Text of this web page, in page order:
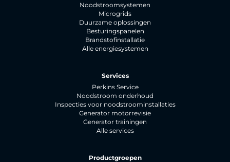
Noodstroomsystemen
Microgrids
Duurzame oplossingen
Besturingspanelen
Brandstofinstallatie
Alle energiesystemen
Services
Perkins Service
Noodstroom onderhoud
Inspecties voor noodstroominstallaties
Generator motorrevisie
Generator trainingen
Alle services
Productgroepen